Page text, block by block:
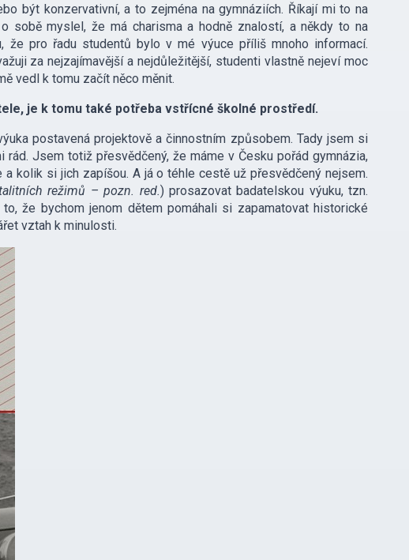
být konzervativní, a to zejména na gymnáziích. Říkají mi to na
sobě myslel, že má charisma a hodně znalostí, a někdy to na
pro řadu studentů bylo v mé výuce příliš mnoho informací.
za nejzajímavější a nejdůležitější, studenti vlastně nejeví moc
vedl k tomu začít něco měnit.
je k tomu také potřeba vstřícné školné prostředí.
postavená projektově a činnostním způsobem. Tady jsem si
Jsem totiž přesvědčený, že máme v Česku pořád gymnázia,
kolik si jich zapíšou. A já o téhle cestě už přesvědčený nejsem.
režimů – pozn. red.) prosazovat badatelskou výuku, tzn.
že bychom jenom dětem pomáhali si zapamatovat historické
vztah k minulosti.